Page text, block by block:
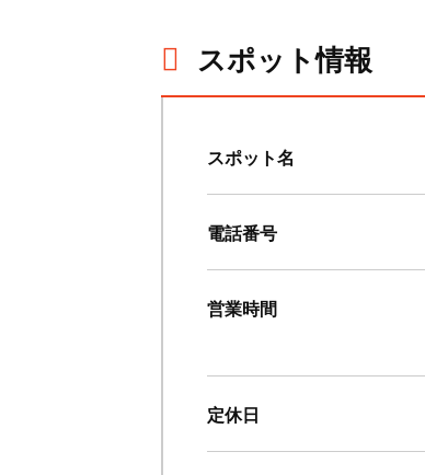
スポット情報
スポット名
電話番号
営業時間
定休日